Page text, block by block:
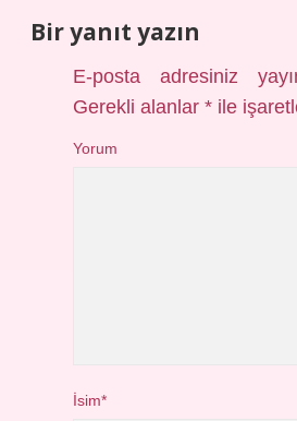
Bir yanıt yazın
E-posta adresiniz
Gerekli alanlar* ile
Yorum
İsim*